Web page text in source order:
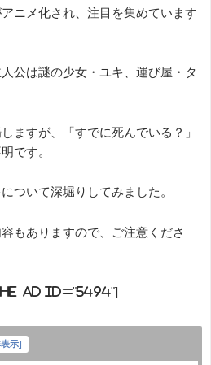
ニメ化され、注目を集めています
公は謎の少女・ユキ、運び屋・タ
ますが、「すでに死んでいる？」
です。
ついて深堀りしてみました。
もありますので、ご注意くださ
id="5494"]
示]